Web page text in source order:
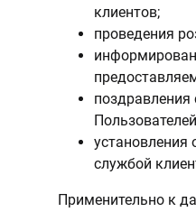
клиентов;
проведения
установления
службой
Применительно к